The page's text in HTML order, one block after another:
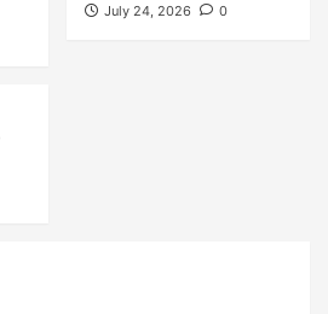
July 24, 2026
0